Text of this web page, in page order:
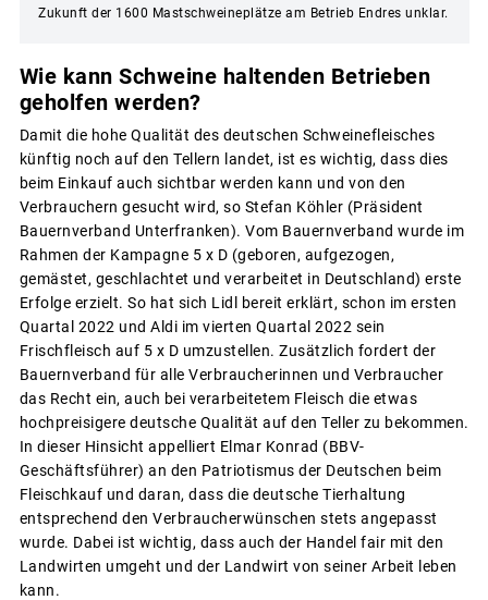
Zukunft der 1600 Mastschweineplätze am Betrieb Endres unklar.
Wie kann Schweine haltenden Betrieben
geholfen werden?
Damit die hohe Qualität des deutschen Schweinefleisches
künftig noch auf den Tellern landet, ist es wichtig, dass dies
beim Einkauf auch sichtbar werden kann und von den
Verbrauchern gesucht wird, so Stefan Köhler (Präsident
Bauernverband Unterfranken). Vom Bauernverband wurde im
Rahmen der Kampagne 5 x D (geboren, aufgezogen,
gemästet, geschlachtet und verarbeitet in Deutschland) erste
Erfolge erzielt. So hat sich Lidl bereit erklärt, schon im ersten
Quartal 2022 und Aldi im vierten Quartal 2022 sein
Frischfleisch auf 5 x D umzustellen. Zusätzlich fordert der
Bauernverband für alle Verbraucherinnen und Verbraucher
das Recht ein, auch bei verarbeitetem Fleisch die etwas
hochpreisigere deutsche Qualität auf den Teller zu bekommen.
In dieser Hinsicht appelliert Elmar Konrad (BBV-
Geschäftsführer) an den Patriotismus der Deutschen beim
Fleischkauf und daran, dass die deutsche Tierhaltung
entsprechend den Verbraucherwünschen stets angepasst
wurde. Dabei ist wichtig, dass auch der Handel fair mit den
Landwirten umgeht und der Landwirt von seiner Arbeit leben
kann.